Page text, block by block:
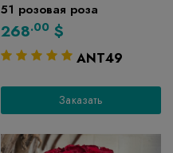
51 розовая роза
268.00 $
ANT49
Заказать